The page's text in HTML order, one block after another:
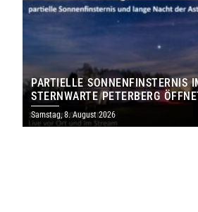
PARTIELLE SONNENFINSTERNIS
STERNWARTE PETERBERG
IHRE TORE
Samstag, 8. August 2026